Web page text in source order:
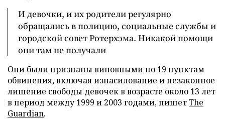
И девочки, и их родители регулярно
обращались в полицию, социальные службы и
городской совет Ротерхэма. Никакой помощи
они там не получали
Они были признаны виновными по 19 пунктам
обвинения, включая изнасилование и незаконное
лишение свободы девочек в возрасте около 13 лет
в период между 1999 и 2003 годами, пишетThe
Guardian.